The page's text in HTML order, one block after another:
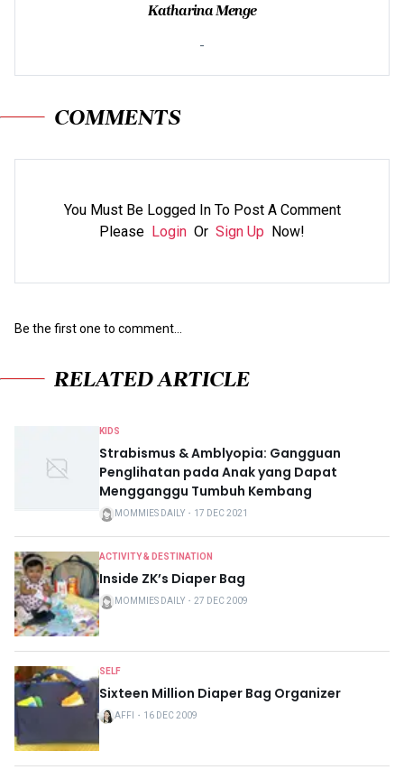
Katharina Menge
-
COMMENTS
You Must Be Logged In To Post A Comment
Please Login Or Sign Up Now!
Be the first one to comment...
RELATED ARTICLE
KIDS
Strabismus & Amblyopia: Gangguan
Penglihatan pada Anak yang Dapat
Mengganggu Tumbuh Kembang
MOMMIES DAILY ・ 17 DEC 2021
ACTIVITY & DESTINATION
Inside ZK’s Diaper Bag
MOMMIES DAILY ・ 27 DEC 2009
SELF
Sixteen Million Diaper Bag Organizer
AFFI ・ 16 DEC 2009